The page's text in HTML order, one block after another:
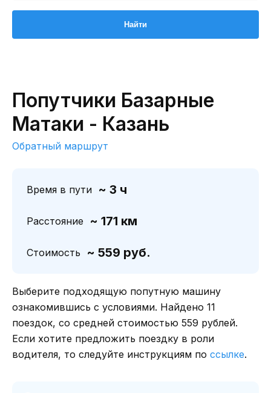
Попутчики Базарные
Матаки - Казань
Обратный маршрут
Время в пути ~ 3 ч
Расстояние ~ 171 км
Стоимость ~ 559 руб.
Выберите подходящую попутную машину
ознакомившись с условиями. Найдено 11
поездок, со средней стоимостью 559 рублей.
Если хотите предложить поездку в роли
водителя, то следуйте инструкциям по ссылке.